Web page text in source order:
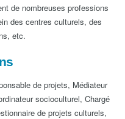
de nombreuses professions
des centres culturels, des
etc.
de projets, Médiateur
socioculturel, Chargé
de projets culturels,